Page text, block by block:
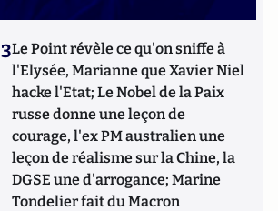
3Le Point révèle ce qu'on sniffe à
l'Elysée, Marianne que Xavier Niel
hacke l'Etat; Le Nobel de la Paix
russe donne une leçon de
courage, l'ex PM australien une
leçon de réalisme sur la Chine, la
DGSE une d'arrogance; Marine
Tondelier fait du Macron